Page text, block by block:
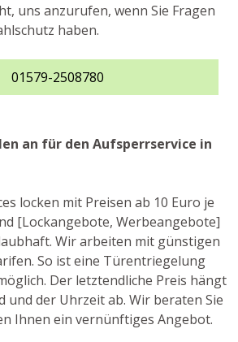
uns anzurufen, wenn Sie Fragen
haben.
01579-2508780
an für den Aufsperrservice in
locken mit Preisen ab 10 Euro je
[Lockangebote, Werbeangebote]
Wir arbeiten mit günstigen
So ist eine Türentriegelung
Der letztendliche Preis hängt
und der Uhrzeit ab. Wir beraten Sie
Ihnen ein vernünftiges Angebot.